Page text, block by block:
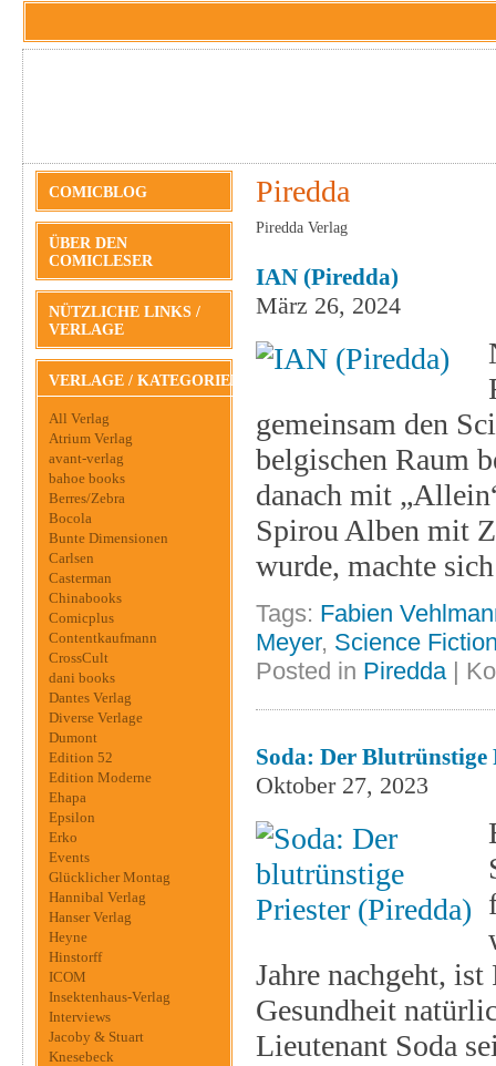
COMICBLOG
ÜBER DEN
COMICLESER
NÜTZLICHE LINKS /
VERLAGE
VERLAGE / KATEGORIEN
All Verlag
Atrium Verlag
avant-verlag
bahoe books
Berres/Zebra
Bocola
Bunte Dimensionen
Carlsen
Casterman
Chinabooks
Comicplus
Contentkaufmann
CrossCult
dani books
Dantes Verlag
Diverse Verlage
Dumont
Edition 52
Edition Moderne
Ehapa
Epsilon
Erko
Events
Glücklicher Montag
Hannibal Verlag
Hanser Verlag
Heyne
Hinstorff
ICOM
Insektenhaus-Verlag
Interviews
Jacoby & Stuart
Knesebeck
Piredda
Piredda Verlag
IAN (Piredda)
März 26, 2024
gemeinsam den
belgischen Raum
danach mit
Spirou Alben mit
wurde, machte
Tags: Fabien
Meyer, Science
Posted in Piredda|
Soda: Der Blutrünstige
Oktober 27, 2023
Jahre nachgeht,
Gesundheit
Lieutenant Soda